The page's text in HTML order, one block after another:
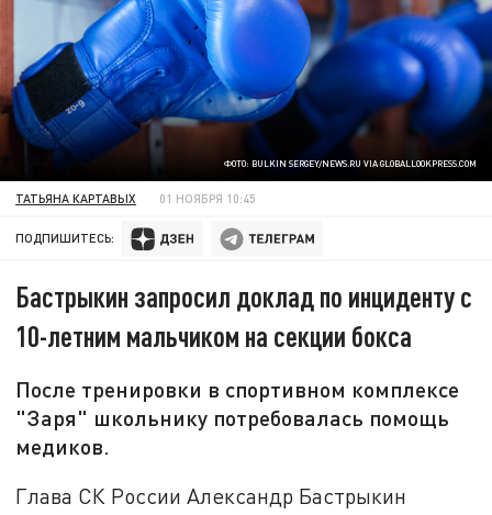
ФОТО: BULKIN SERGEY/NEWS.RU VIA GLOBALLOOKPRESS.COM
ТАТЬЯНА КАРТАВЫХ 01 НОЯБРЯ 10:45
ПОДПИШИТЕСЬ:
Бастрыкин запросил доклад по инциденту с
10-летним мальчиком на секции бокса
После тренировки в спортивном комплексе
"Заря" школьнику потребовалась помощь
медиков.
Глава СК России Александр Бастрыкин